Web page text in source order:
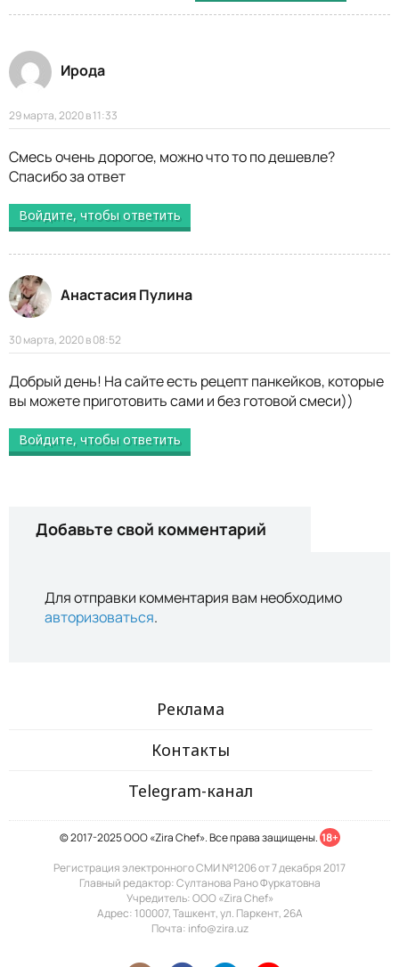
Ирода
29 марта, 2020 в 11:33
Смесь очень дорогое, можно что то по дешевле?
Спасибо за ответ
Войдите, чтобы ответить
Анастасия Пулина
30 марта, 2020 в 08:52
Добрый день! На сайте есть рецепт панкейков, которые
вы можете приготовить сами и без готовой смеси))
Войдите, чтобы ответить
Добавьте свой комментарий
Для отправки комментария вам необходимо
авторизоваться.
Реклама
Контакты
Telegram-канал
© 2017-2025 ООО «Zira Chef». Все права защищены. 18+
Регистрация электронного СМИ №1206 от 7 декабря 2017
Главный редактор: Султанова Рано Фуркатовна
Учредитель: ООО «Zira Chef»
Адрес: 100007, Ташкент, ул. Паркент, 26А
Почта: info@zira.uz